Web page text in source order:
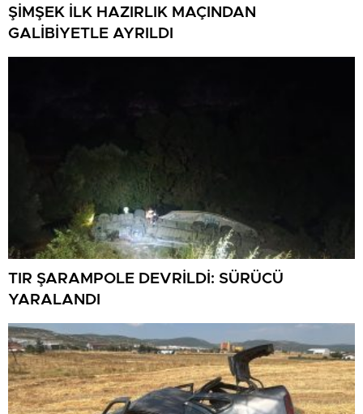
ŞİMŞEK İLK HAZIRLIK MAÇINDAN
GALİBİYETLE AYRILDI
TIR ŞARAMPOLE DEVRİLDİ: SÜRÜCÜ
YARALANDI